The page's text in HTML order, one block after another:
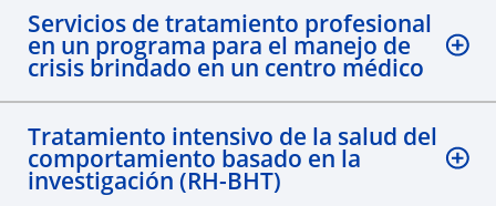
Servicios de tratamiento profesional
en un programa para el manejo de
crisis brindado en un centro médico
Tratamiento intensivo de la salud del
comportamiento basado en la
investigación (RH-BHT)